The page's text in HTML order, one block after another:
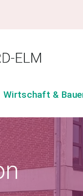
Wirtschaft &